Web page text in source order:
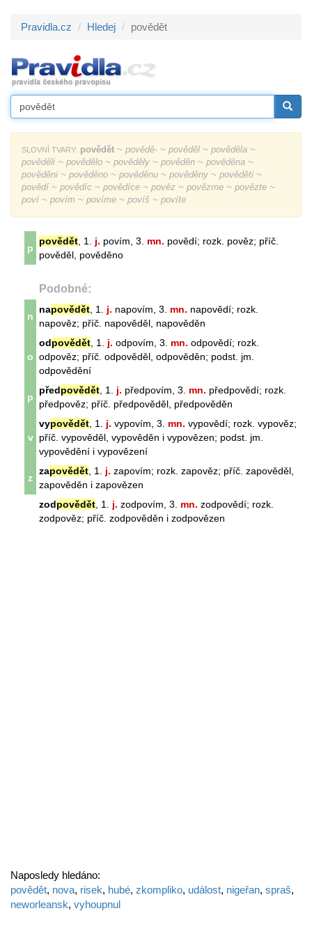
Pravidla.cz Hledej povědět
SLOVNÍ TVARY: povědět ~ povědě- ~ pověděl ~ pověděla ~
pověděli ~ povědělo ~ pověděly ~ pověděn ~ pověděna ~
pověděni ~ pověděno ~ pověděnu ~ pověděny ~ pověděti ~
povědí ~ povědíc ~ povědíce ~ pověz ~ povězme ~ povězte ~
poví ~ povím ~ povíme ~ povíš ~ povíte
p
povědět , 1. j. povím, 3. mn. povědí; rozk. pověz; příč.
pověděl, pověděno
Podobné:
n
napovědět , 1. j. napovím, 3. mn. napovědí; rozk.
napověz; příč. napověděl, napověděn
o
odpovědět , 1. j. odpovím, 3. mn. odpovědí; rozk.
odpověz; příč. odpověděl, odpověděn; podst. jm.
odpovědění
p
předpovědět , 1. j. předpovím, 3. mn. předpovědí; rozk.
předpověz; příč. předpověděl, předpověděn
v
vypovědět , 1. j. vypovím, 3. mn. vypovědí; rozk. vypověz;
příč. vypověděl, vypověděn i vypovězen; podst. jm.
vypovědění i vypovězení
z
zapovědět , 1. j. zapovím; rozk. zapověz; příč. zapověděl,
zapověděn i zapovězen
zodpovědět , 1. j. zodpovím, 3. mn. zodpovědí; rozk.
zodpověz; příč. zodpověděn i zodpovězen
Naposledy hledáno:
povědět, nova, risek, hubé, zkompliko, událost, nigeřan, spraš,
neworleansk, vyhoupnul